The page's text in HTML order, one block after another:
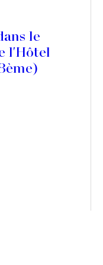
le
l'Hôtel